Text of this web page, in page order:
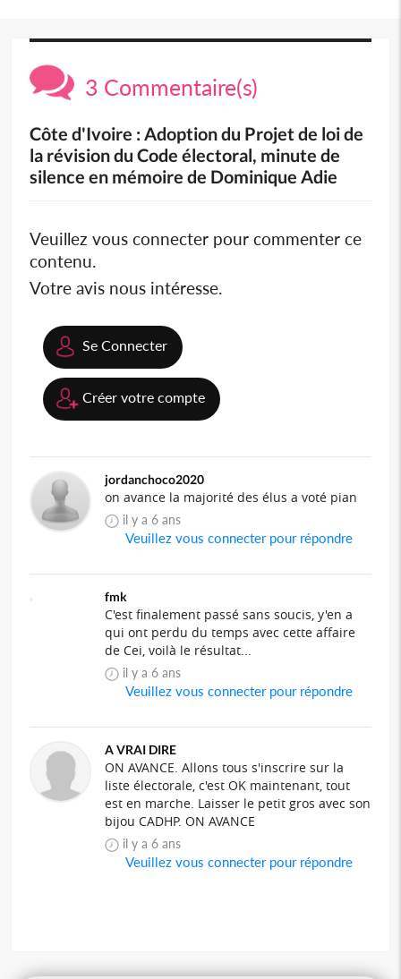
3 Commentaire(s)
Côte d'Ivoire : Adoption du Projet de loi de
la révision du Code électoral, minute de
silence en mémoire de Dominique Adie
Veuillez vous connecter pour commenter ce
contenu.
Votre avis nous intéresse.
Se Connecter
Créer votre compte
jordanchoco2020
on avance la majorité des élus a voté pian
il y a 6 ans
Veuillez vous connecter pour répondre
fmk
C'est finalement passé sans soucis, y'en a
qui ont perdu du temps avec cette affaire
de Cei, voilà le résultat...
il y a 6 ans
Veuillez vous connecter pour répondre
A VRAI DIRE
ON AVANCE. Allons tous s'inscrire sur la
liste électorale, c'est OK maintenant, tout
est en marche. Laisser le petit gros avec son
bijou CADHP. ON AVANCE
il y a 6 ans
Veuillez vous connecter pour répondre